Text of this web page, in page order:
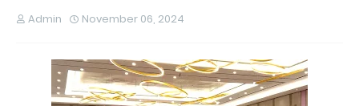
Admin November 06, 2024